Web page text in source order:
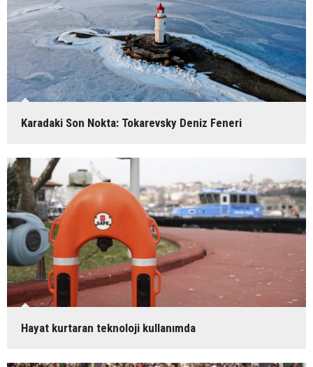
Karadaki Son Nokta: Tokarevsky Deniz Feneri
Hayat kurtaran teknoloji kullanımda